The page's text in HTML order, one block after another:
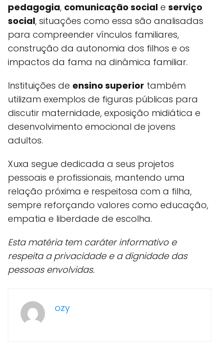
pedagogia, comunicação social e serviço
social, situações como essa são analisadas
para compreender vínculos familiares,
construção da autonomia dos filhos e os
impactos da fama na dinâmica familiar.
Instituições de ensino superior também
utilizam exemplos de figuras públicas para
discutir maternidade, exposição midiática e
desenvolvimento emocional de jovens
adultos.
Xuxa segue dedicada a seus projetos
pessoais e profissionais, mantendo uma
relação próxima e respeitosa com a filha,
sempre reforçando valores como educação,
empatia e liberdade de escolha.
Esta matéria tem caráter informativo e
respeita a privacidade e a dignidade das
pessoas envolvidas.
ozy